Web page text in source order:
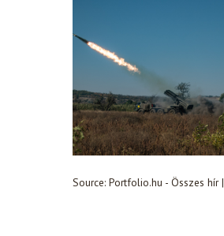
Source: Portfolio.hu - Összes hír|